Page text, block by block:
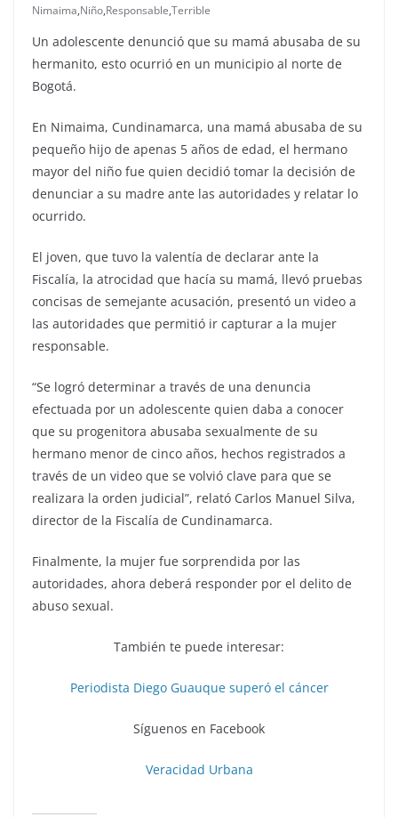
Nimaima,Niño,Responsable,Terrible
Un adolescente denunció que su mamá abusaba de su
hermanito, esto ocurrió en un municipio al norte de
Bogotá.
En Nimaima, Cundinamarca, una mamá abusaba de su
pequeño hijo de apenas 5 años de edad, el hermano
mayor del niño fue quien decidió tomar la decisión de
denunciar a su madre ante las autoridades y relatar lo
ocurrido.
El joven, que tuvo la valentía de declarar ante la
Fiscalía, la atrocidad que hacía su mamá, llevó pruebas
concisas de semejante acusación, presentó un video a
las autoridades que permitió ir capturar a la mujer
responsable.
“Se logró determinar a través de una denuncia
efectuada por un adolescente quien daba a conocer
que su progenitora abusaba sexualmente de su
hermano menor de cinco años, hechos registrados a
través de un video que se volvió clave para que se
realizara la orden judicial”, relató Carlos Manuel Silva,
director de la Fiscalía de Cundinamarca.
Finalmente, la mujer fue sorprendida por las
autoridades, ahora deberá responder por el delito de
abuso sexual.
También te puede interesar:
Periodista Diego Guauque superó el cáncer
Síguenos en Facebook
Veracidad Urbana